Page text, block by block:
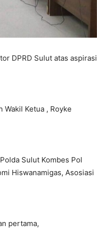
DPRD Sulut atas aspirasi
Ketua , Royke
Sulut Kombes Pol
Hiswanamigas, Asosiasi
pertama,